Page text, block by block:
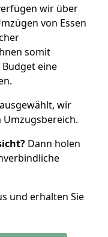
wir über
von Essen
somit
eine
wir
Umzugsbereich.
Dann holen
und erhalten Sie